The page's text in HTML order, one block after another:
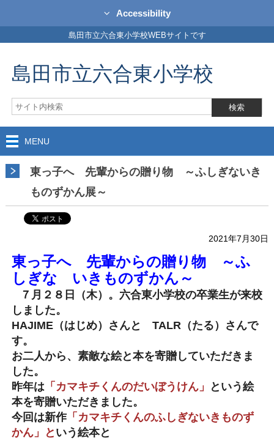
Accessibility
島田市立六合東小学校WEBサイトです
島田市立六合東小学校
MENU
東っ子へ 先輩からの贈り物 ～ふしぎないき
ものずかん展～
2021年7月30日
東っ子へ 先輩からの贈り物 ～ふ
しぎな いきものずかん～
７月２８日（木）。六合東小学校の卒業生が来校
しました。
HAJIME（はじめ）さんと TALR（たる）さんで
す。
お二人から、素敵な絵と本を寄贈していただきま
した。
昨年は「カマキチくんのだいぼうけん」
という絵
本を寄贈いただきました。
今回は新作「カマキチくんのふしぎないきものず
かん」と いう絵本と